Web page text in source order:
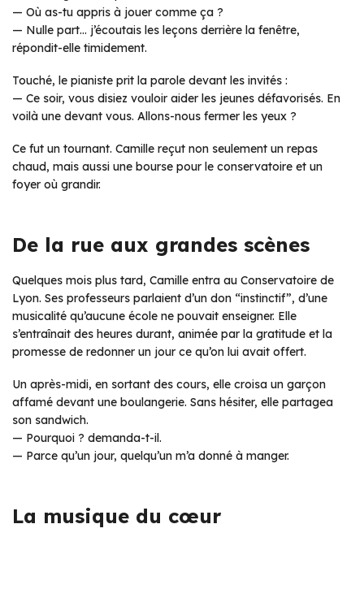
— Où as-tu appris à jouer comme ça ?
— Nulle part… j’écoutais les leçons derrière la fenêtre,
répondit-elle timidement.
Touché, le pianiste prit la parole devant les invités :
— Ce soir, vous disiez vouloir aider les jeunes défavorisés. En
voilà une devant vous. Allons-nous fermer les yeux ?
Ce fut un tournant. Camille reçut non seulement un repas
chaud, mais aussi une bourse pour le conservatoire et un
foyer où grandir.
De la rue aux grandes scènes
Quelques mois plus tard, Camille entra au Conservatoire de
Lyon. Ses professeurs parlaient d’un don “instinctif”, d’une
musicalité qu’aucune école ne pouvait enseigner. Elle
s’entraînait des heures durant, animée par la gratitude et la
promesse de redonner un jour ce qu’on lui avait offert.
Un après-midi, en sortant des cours, elle croisa un garçon
affamé devant une boulangerie. Sans hésiter, elle partagea
son sandwich.
— Pourquoi ? demanda-t-il.
— Parce qu’un jour, quelqu’un m’a donné à manger.
La musique du cœur